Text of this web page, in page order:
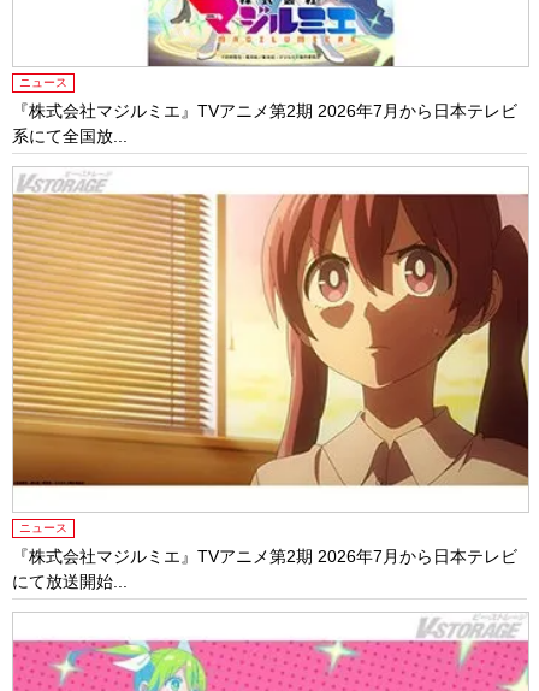
ニュース
『株式会社マジルミエ』TVアニメ第2期 2026年7月から日本テレビ
系にて全国放...
ニュース
『株式会社マジルミエ』TVアニメ第2期 2026年7月から日本テレビ
にて放送開始...